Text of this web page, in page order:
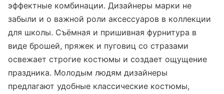
эффектные комбинации. Дизайнеры марки не
забыли и о важной роли аксессуаров в коллекции
для школы. Съёмная и пришивная фурнитура в
виде брошей, пряжек и пуговиц со стразами
освежает строгие костюмы и создает ощущение
праздника. Молодым людям дизайнеры
предлагают удобные классические костюмы,